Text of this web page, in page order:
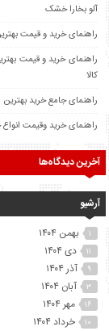
آلو بخارا خشک
راهنمای خرید و قیمت
راهنمای خرید و قیمت
کالا
راهنمای جامع خرید
راهنمای خرید وقیمت انواع
آخرین دیدگاه‌ها
آرشیو
بهمن ۱۴۰۴
دی ۱۴۰۴
آذر ۱۴۰۴
آبان ۱۴۰۴ ۳
مهر ۱۴۰۴ ۱۶
خرداد ۱۴۰۴